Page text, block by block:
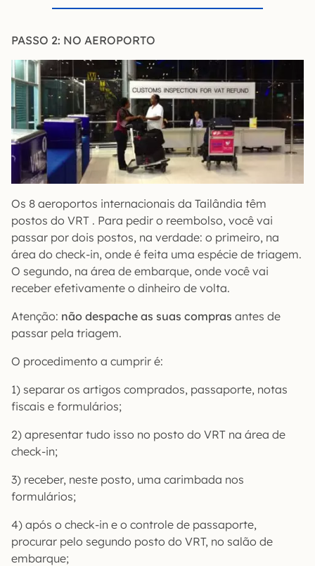
PASSO 2: NO AEROPORTO
Os 8 aeroportos internacionais da Tailândia têm
postos do VRT . Para pedir o reembolso, você vai
passar por dois postos, na verdade: o primeiro, na
área do check-in, onde é feita uma espécie de triagem.
O segundo, na área de embarque, onde você vai
receber efetivamente o dinheiro de volta.
Atenção: não despache as suas compras antes de
passar pela triagem.
O procedimento a cumprir é:
1) separar os artigos comprados, passaporte, notas
fiscais e formulários;
2) apresentar tudo isso no posto do VRT na área de
check-in;
3) receber, neste posto, uma carimbada nos
formulários;
4) após o check-in e o controle de passaporte,
procurar pelo segundo posto do VRT, no salão de
embarque;